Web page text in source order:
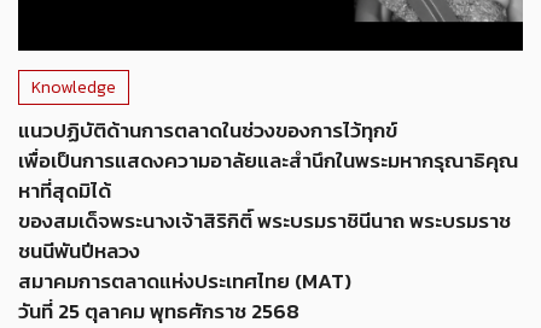
Knowledge
แนวปฏิบัติด้านการตลาดในช่วงของการไว้ทุกข์
เพื่อเป็นการแสดงความอาลัยและสำนึกในพระมหากรุณาธิคุณ
หาที่สุดมิได้
ของสมเด็จพระนางเจ้าสิริกิติ์ พระบรมราชินีนาถ พระบรมราช
ชนนีพันปีหลวง
สมาคมการตลาดแห่งประเทศไทย (MAT)
วันที่ 25 ตุลาคม พุทธศักราช 2568